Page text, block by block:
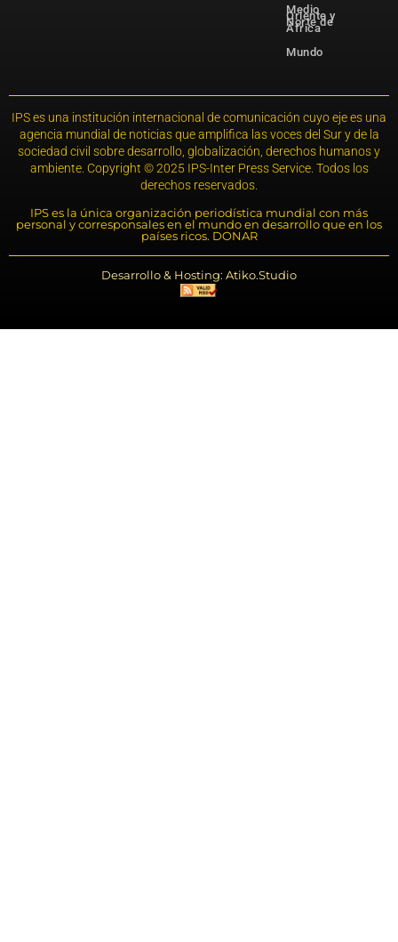
Medio
Oriente y
Norte de
África
Mundo
IPS es una institución internacional de comunicación cuyo eje es una
agencia mundial de noticias que amplifica las voces del Sur y de la
sociedad civil sobre desarrollo, globalización, derechos humanos y
ambiente. Copyright © 2025 IPS-Inter Press Service. Todos los
derechos reservados.
IPS es la única organización periodística mundial con más
personal y corresponsales en el mundo en desarrollo que en los
países ricos. DONAR
Desarrollo & Hosting: Atiko.Studio